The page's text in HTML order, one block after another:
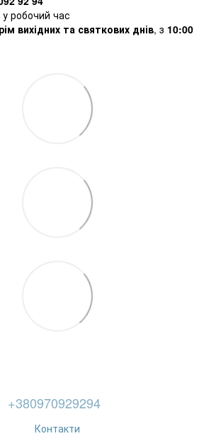
робочий час
вихідних та святкових днів, з 10:00
+380970929294
Контакти